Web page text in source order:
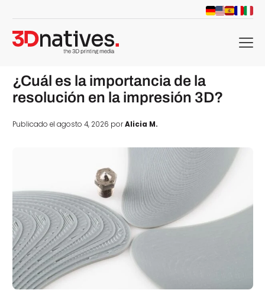
menu
¿Cuál es la importancia de la
resolución en la impresión 3D?
Publicado el agosto 4, 2026 porAlicia M.